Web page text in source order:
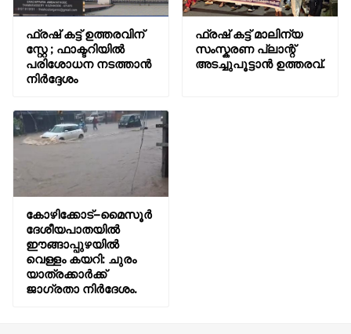
ഫ്രഷ് കട്ട് ഉത്തരവിന്
സ്റ്റേ ; ഫാക്ടറിയിൽ
പരിശോധന നടത്താൻ
നിർദ്ദേശം
ഫ്രഷ് കട്ട് മാലിന്യ
സംസ്കരണ പ്ലാന്റ്
അടച്ചുപൂട്ടാൻ ഉത്തരവ്.
കോഴിക്കോട്–മൈസൂർ
ദേശീയപാതയിൽ
ഈങ്ങാപ്പുഴയിൽ
വെള്ളം കയറി: ചുരം
യാത്രക്കാർക്ക്
ജാഗ്രതാ നിർദേശം.